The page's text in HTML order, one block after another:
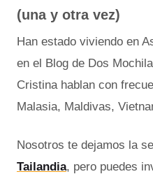
(una y otra vez)
Han estado viviendo en
en el Blog de Dos
Cristina hablan con
Malasia, Maldivas,
Nosotros te dejamos la
Tailandia, pero puedes